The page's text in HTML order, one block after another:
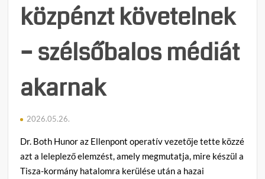
közpénzt követelnek
– szélsőbalos médiát
akarnak
2026.05.26.
Dr. Both Hunor az Ellenpont operatív vezetője tette közzé
azt a leleplező elemzést, amely megmutatja, mire készül a
Tisza-kormány hatalomra kerülése után a hazai